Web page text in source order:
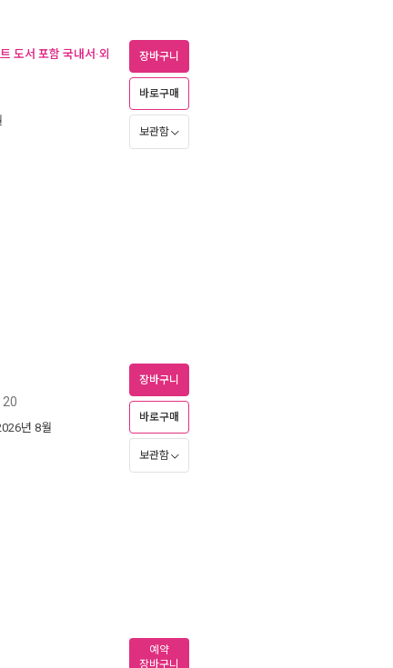
도서 포함 국내서·외
장바구니
바로구매
보관함
20
년 8월
장바구니
바로구매
보관함
예약
장바구니